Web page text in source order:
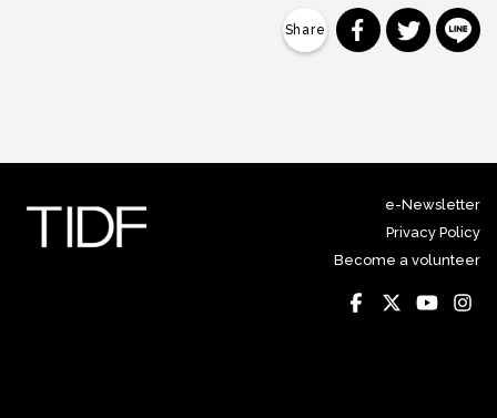
分享到分享到
e-Newsletter
Privacy Policy
Become a volunteer